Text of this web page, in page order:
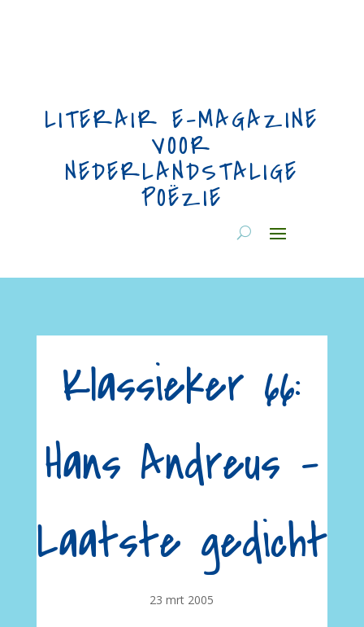
LITERAIR E-MAGAZINE
VOOR
NEDERLANDSTALIGE
POËZIE
Klassieker 66:
Hans Andreus –
Laatste gedicht
23 mrt 2005